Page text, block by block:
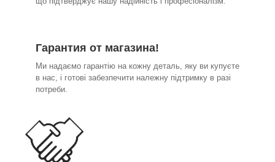
Гарантия от магазина!
Ми надаємо гарантію на кожну деталь, яку ви купуєте
в нас, і готові забезпечити належну підтримку в разі
потреби.